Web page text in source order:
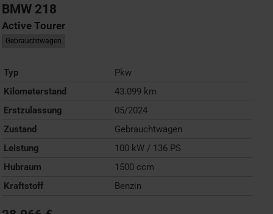
BMW 218
Active Tourer
Gebrauchtwagen
Typ
Pkw
Kilometerstand
43.099 km
Erstzulassung
05/2024
Zustand
Gebrauchtwagen
Leistung
100 kW / 136 PS
Hubraum
1500 ccm
Kraftstoff
Benzin